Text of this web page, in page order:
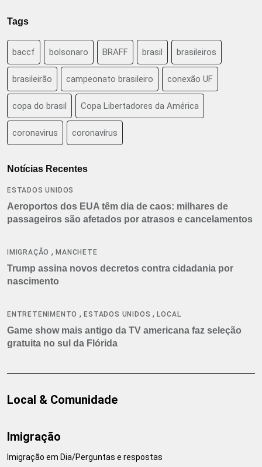
Tags
baccf bolsonaro BRAFF brasil brasileiros
brasileirão campeonato brasileiro conexão UF
copa do brasil Copa Libertadores da América
coronavirus coronavírus
Notícias Recentes
ESTADOS UNIDOS
Aeroportos dos EUA têm dia de caos: milhares de
passageiros são afetados por atrasos e cancelamentos
IMIGRAÇÃO ,MANCHETE
Trump assina novos decretos contra cidadania por
nascimento
ENTRETENIMENTO ,ESTADOS UNIDOS ,LOCAL
Game show mais antigo da TV americana faz seleção
gratuita no sul da Flórida
Local & Comunidade
Imigração
Imigração em Dia/Perguntas e respostas